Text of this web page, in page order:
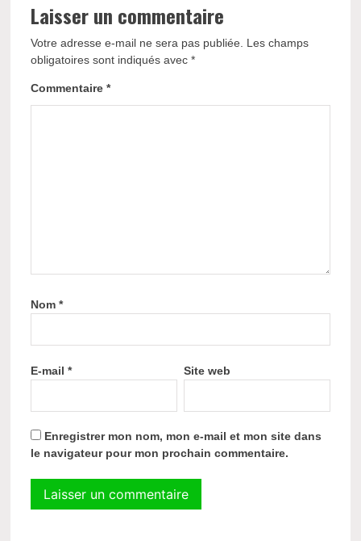
Laisser un commentaire
Votre adresse e-mail ne sera pas publiée.
Les champs
obligatoires sont indiqués avec*
Commentaire*
Nom*
E-mail* Site web
Enregistrer mon nom, mon e-mail et mon site dans
le navigateur pour mon prochain commentaire.